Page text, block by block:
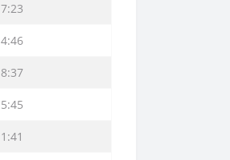
7:23
4:46
8:37
5:45
1:41